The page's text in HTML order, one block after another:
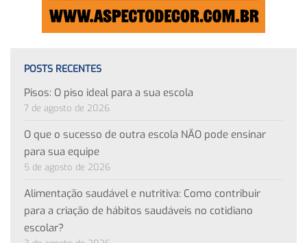
POSTS RECENTES
Pisos: O piso ideal para a sua escola
7 de agosto de 2026
O que o sucesso de outra escola NÃO pode ensinar
para sua equipe
5 de agosto de 2026
Alimentação saudável e nutritiva: Como contribuir
para a criação de hábitos saudáveis no cotidiano
escolar?